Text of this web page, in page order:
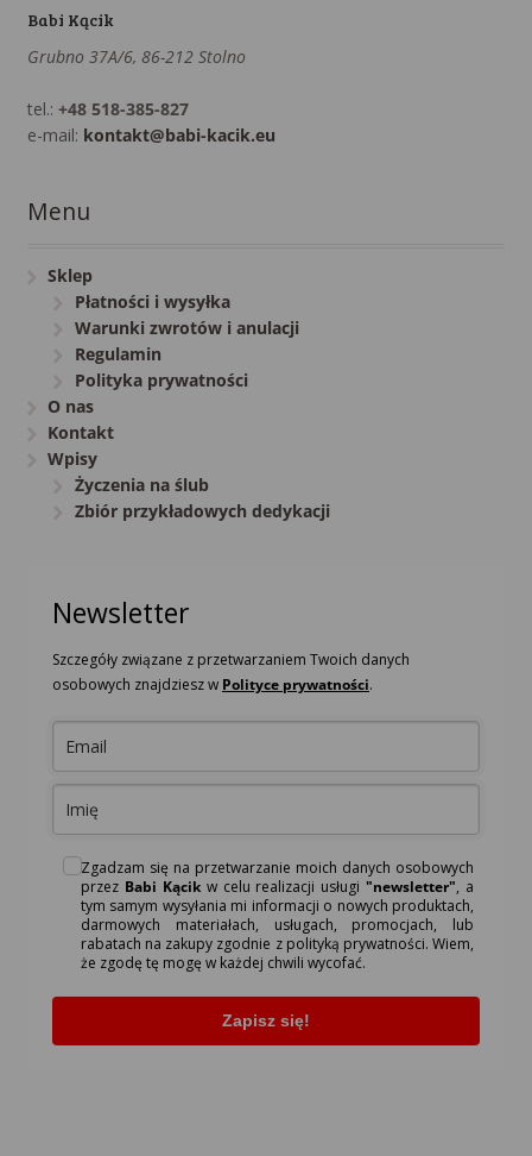
Babi Kącik
Grubno 37A/6, 86-212 Stolno
tel.: +48 518-385-827
e-mail: kontakt@babi-kacik.eu
Menu
Sklep
Płatności i wysyłka
Warunki zwrotów i anulacji
Regulamin
Polityka prywatności
O nas
Kontakt
Wpisy
Życzenia na ślub
Zbiór przykładowych dedykacji
Newsletter
Szczegóły związane z przetwarzaniem Twoich danych
osobowych znajdziesz w Polityce prywatności.
Zgadzam się na przetwarzanie moich danych osobowych
przez Babi Kącikw celu realizacji usługi"newsletter", a
tym samym wysyłania mi informacji o nowych produktach,
darmowych materiałach, usługach, promocjach, lub
rabatach na zakupy zgodnie z polityką prywatności. Wiem,
że zgodę tę mogę w każdej chwili wycofać.
Zapisz się!